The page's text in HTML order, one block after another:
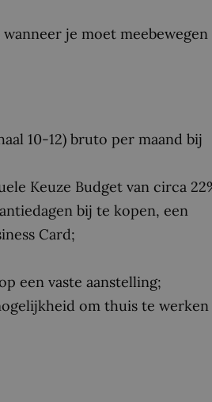
je moet meebewegen
10-12) bruto per maand bij
Keuze Budget van circa
bij te kopen, een
Card;
een vaste aanstelling;
om thuis te werken